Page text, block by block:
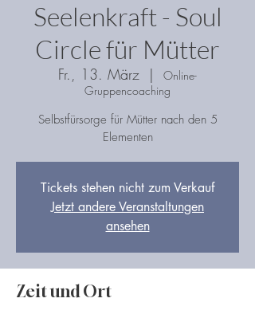
Seelenkraft - Soul
Circle für Mütter
Fr., 13. März
  |
Online-
Gruppencoaching
Selbstfürsorge für Mütter nach den 5
Elementen
Tickets stehen nicht zum Verkauf
Jetzt andere Veranstaltungen
ansehen
Zeit und Ort